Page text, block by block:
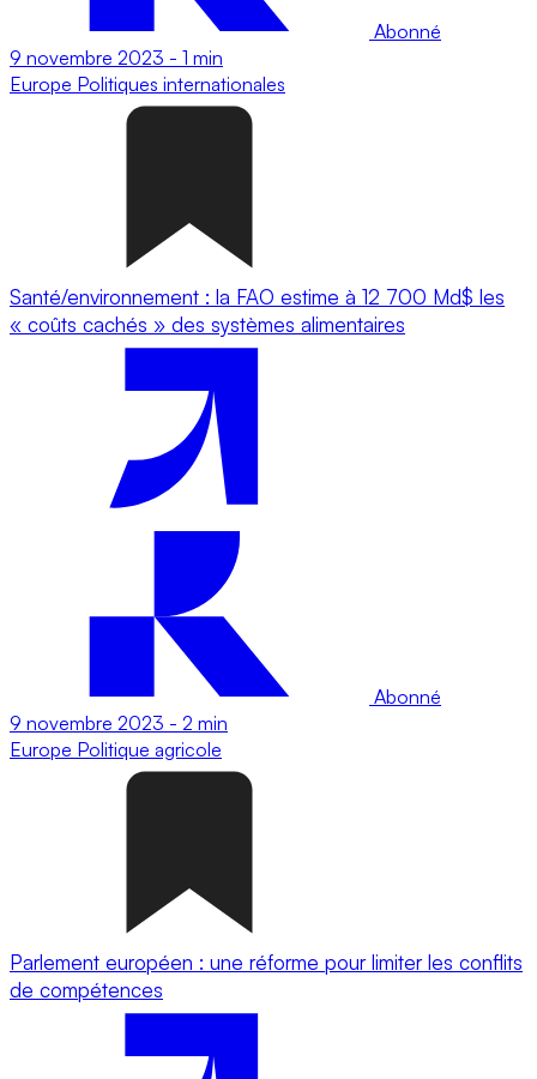
Abonné
9 novembre 2023 - 1 min
Europe Politiques internationales
Santé/environnement : la FAO estime à 12 700 Md$ les
« coûts cachés » des systèmes alimentaires
Abonné
9 novembre 2023 - 2 min
Europe Politique agricole
Parlement européen : une réforme pour limiter les conflits
de compétences